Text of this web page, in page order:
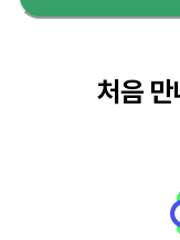
처음